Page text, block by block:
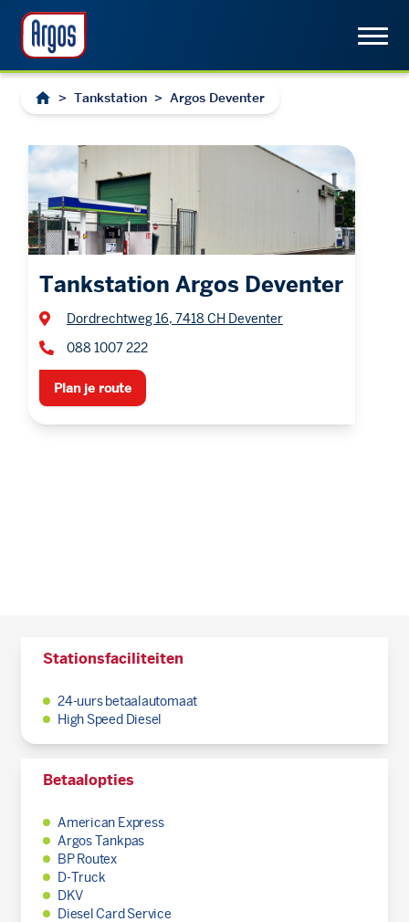
> Tankstation > Argos Deventer
Tankstation Argos Deventer
Dordrechtweg 16, 7418 CH Deventer
088 1007 222
Plan je route
Stationsfaciliteiten
24-uurs betaalautomaat
High Speed Diesel
Betaalopties
American Express
Argos Tankpas
BP Routex
D-Truck
DKV
Diesel Card Service